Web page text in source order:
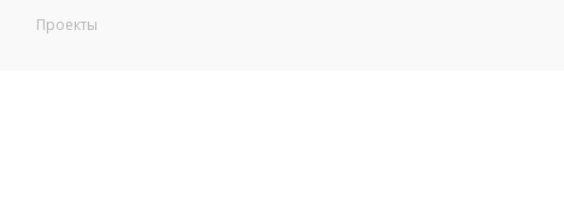
Проекты